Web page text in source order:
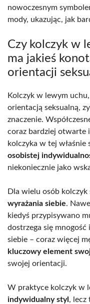
nowoczesnym
mody, ukazując, jak
Czy kolczyk w
ma jakieś
orientacji
Kolczyk w lewym
orientacją seksualną,
znaczenie.
coraz bardziej otwarte
kolczyka w tej
osobistej
niekoniecznie jako
Dla wielu osób kolczyk
wyrażania siebie.
kiedyś przypisywano
dostrzega się
siebie – coraz więcej
kluczowy element
swojej orientacji.
W praktyce kolczyk w
indywidualny styl , lecz